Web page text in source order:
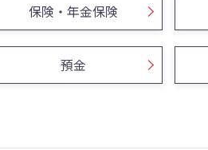
保険・年金保険
預金